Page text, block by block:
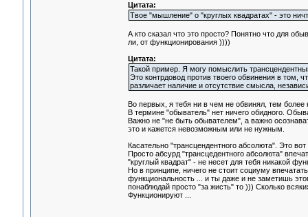
Цитата:
Твое "мышление" о "круглых квадратах" - это
А кто сказал что это просто? Понятно что для
ли, от функционирования ))))
Цитата:
Такой пример. Я могу помыслить
Это контрдовод против твоего обвинения в том,
различает наличие и отсутствие смысла,
Во первых, я тебя ни в чем не обвинял, тем более
В термине "обыватель" нет ничего обидного.
Важно не "не быть обывателем", а важно
это и кажется невозможным или не нужным.
Касательно "трансцендентного абсолюта". Это
Просто абсурд "трансцедентного абсолюта"
"круглый квадрат" - не несет для тебя никакой
Но в принципе, ничего не стоит социуму
функциональность ... и ты даже и не заметишь
понаблюдай просто "за жисть" то ))) Сколько
Функционируют ...